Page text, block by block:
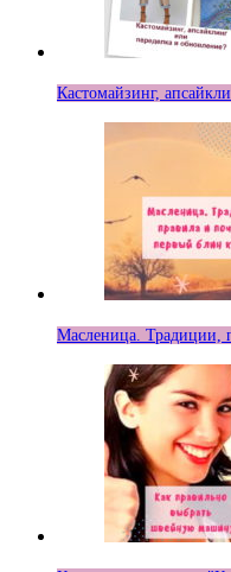
Кастомайзинг,
Масленица. Традиции,